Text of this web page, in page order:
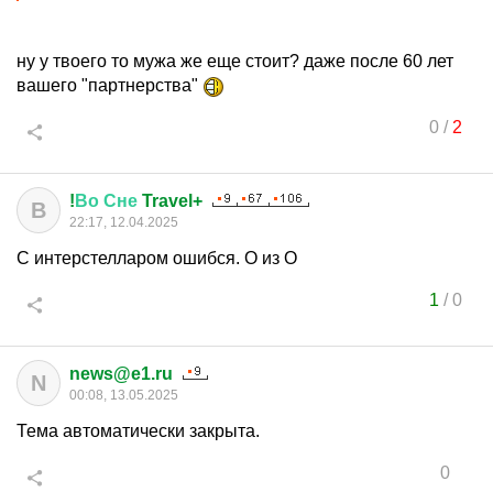
ну у твоего то мужа же еще стоит? даже после 60 лет
вашего "партнерства"
0/2
В ! Во Сне Travel+
22:17, 12.04.2025
С интерстелларом ошибся. О из О
1/0
N news@e1.ru
00:08, 13.05.2025
Тема автоматически закрыта.
0